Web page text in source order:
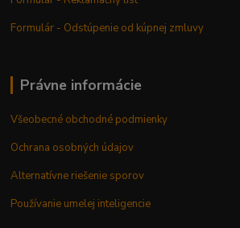
Formulár - Odstúpenie od kúpnej zmluvy
Právne informácie
Všeobecné obchodné podmienky
Ochrana osobných údajov
Alternatívne riešenie sporov
Používanie umelej inteligencie